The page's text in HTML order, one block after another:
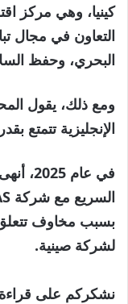
كينيا، وهي مركز
التعاون في مجال
البحري، وحفظ
ومع ذلك، يقول
الإنجليزية تتمتع
في عام
بسبب مخاوف تتعلق
لشركة صينية.
نشكركم على قراءة